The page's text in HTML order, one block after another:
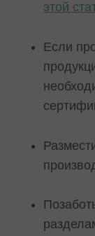
этой
Если